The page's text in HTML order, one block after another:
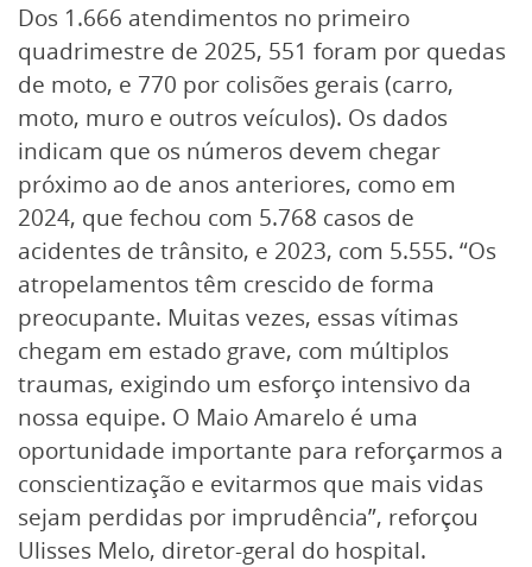
Dos 1.666 atendimentos no primeiro
quadrimestre de 2025, 551 foram por quedas
de moto, e 770 por colisões gerais (carro,
moto, muro e outros veículos). Os dados
indicam que os números devem chegar
próximo ao de anos anteriores, como em
2024, que fechou com 5.768 casos de
acidentes de trânsito, e 2023, com 5.555. “Os
atropelamentos têm crescido de forma
preocupante. Muitas vezes, essas vítimas
chegam em estado grave, com múltiplos
traumas, exigindo um esforço intensivo da
nossa equipe. O Maio Amarelo é uma
oportunidade importante para reforçarmos a
conscientização e evitarmos que mais vidas
sejam perdidas por imprudência”, reforçou
Ulisses Melo, diretor-geral do hospital.